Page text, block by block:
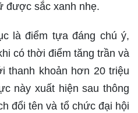
được sắc xanh nhẹ.
là điểm tựa đáng chú ý,
có thời điểm tăng trần và
thanh khoản hơn 20 triệu
này xuất hiện sau thông
đổi tên và tổ chức đại hội